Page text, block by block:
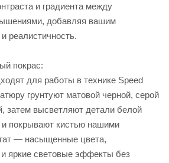
и градиента между
добавляя вашим
реалистичность.
покрас:
для работы в технике Speed
грунтуют матовой черной, серой
затем высветляют детали белой
и покрывают кистью нашими
— насыщенные цвета,
яркие световые эффекты без